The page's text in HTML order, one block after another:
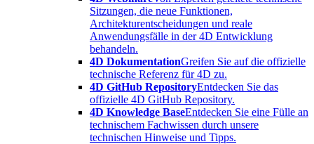
Sitzungen, die neue Funktionen,
Architekturentscheidungen und reale
Anwendungsfälle in der 4D Entwicklung
behandeln.
4D DokumentationGreifen Sie auf die offizielle
technische Referenz für 4D zu.
4D GitHub RepositoryEntdecken Sie das
offizielle 4D GitHub Repository.
4D Knowledge BaseEntdecken Sie eine Fülle an
technischem Fachwissen durch unsere
technischen Hinweise und Tipps.